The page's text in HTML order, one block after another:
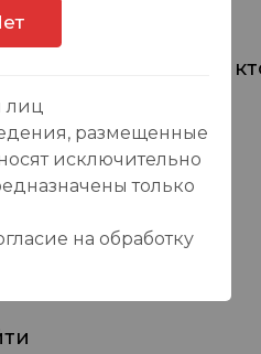
будьте первым,
лиц
размещенные
исключительно
только
на обработку